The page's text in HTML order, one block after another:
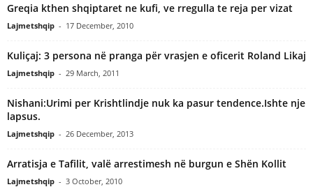
Greqia kthen shqiptaret ne kufi, ve rregulla te reja per vizat
Lajmetshqip - 17 December, 2010
Kuliçaj: 3 persona në pranga për vrasjen e oficerit Roland Likaj
Lajmetshqip - 29 March, 2011
Nishani:Urimi per Krishtlindje nuk ka pasur tendence.Ishte nje
lapsus.
Lajmetshqip - 26 December, 2013
Arratisja e Tafilit, valë arrestimesh në burgun e Shën Kollit
Lajmetshqip - 3 October, 2010